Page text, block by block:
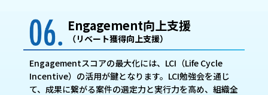
Engagement向上支援
（リベート獲得向上支援）
Engagementスコアの最大化には、LCI（Life Cycle
Incentive）の活用が鍵となります。LCI勉強会を通じ
て、成果に繋がる案件の選定力と実行力を高め、組織全